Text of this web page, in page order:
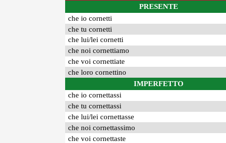
PRESENTE
che io cornetti
che tu cornetti
che lui/lei cornetti
che noi cornettiamo
che voi cornettiate
che loro cornettino
IMPERFETTO
che io cornettassi
che tu cornettassi
che lui/lei cornettasse
che noi cornettassimo
che voi cornettaste